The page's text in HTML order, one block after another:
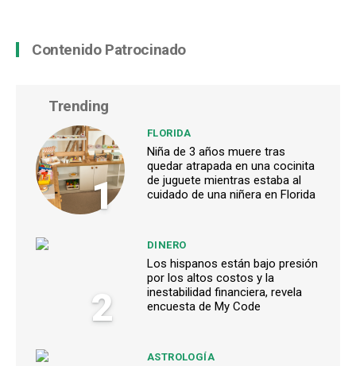
Contenido Patrocinado
Trending
1
FLORIDA
Niña de 3 años muere tras
quedar atrapada en una cocinita
de juguete mientras estaba al
cuidado de una niñera en Florida
2
DINERO
Los hispanos están bajo presión
por los altos costos y la
inestabilidad financiera, revela
encuesta de My Code
ASTROLOGÍA